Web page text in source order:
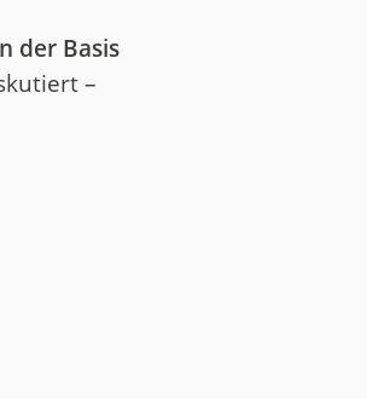
der Basis
–